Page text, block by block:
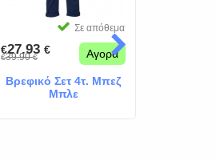
Σε απόθεμα
€27.93 €
€39.90€ Αγορά
Βρεφικό Σετ 4τ. Μπεζ
Μπλε